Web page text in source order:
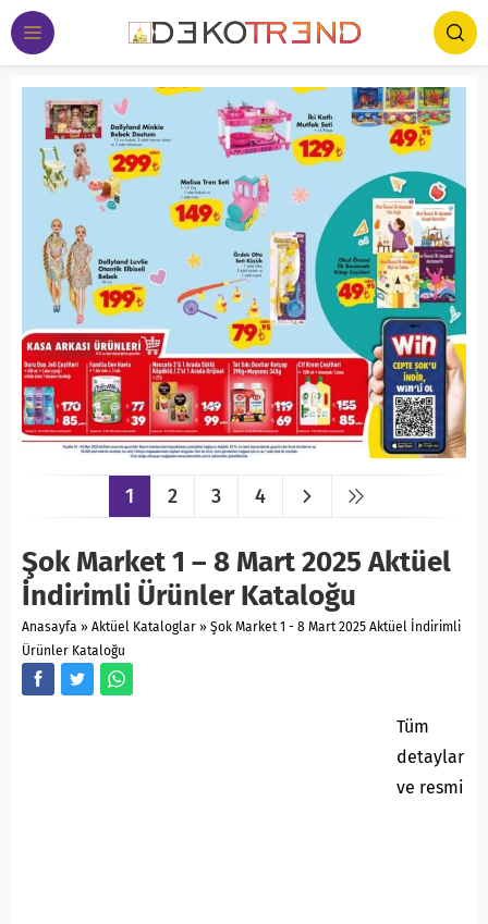
1 2 3 4
Şok Market 1 – 8 Mart 2025 Aktüel
İndirimli Ürünler Kataloğu
Anasayfa » Aktüel Kataloglar » Şok Market 1 - 8 Mart 2025 Aktüel İndirimli
Ürünler Kataloğu
Tüm
detaylar
ve resmi